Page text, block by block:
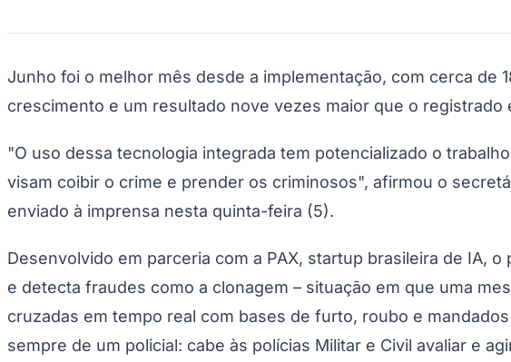
Brasileirão Série B
Paulistão
Copa do Brasil
Libertadores
Copa América
Champions League
Premier League
Bundesliga
Times - Ir direto
Junho foi o melhor mês desde a implementação, com cerca
crescimento e um resultado nove vezes maior que o registrado
"O uso dessa tecnologia integrada tem potencializado o
visam coibir o crime e prender os criminosos", afirmou o
enviado à imprensa nesta quinta-feira (5).
Desenvolvido em parceria com a PAX, startup brasileira de IA,
e detecta fraudes como a clonagem – situação em que uma
cruzadas em tempo real com bases de furto, roubo e
sempre de um policial: cabe às polícias Militar e Civil avaliar e